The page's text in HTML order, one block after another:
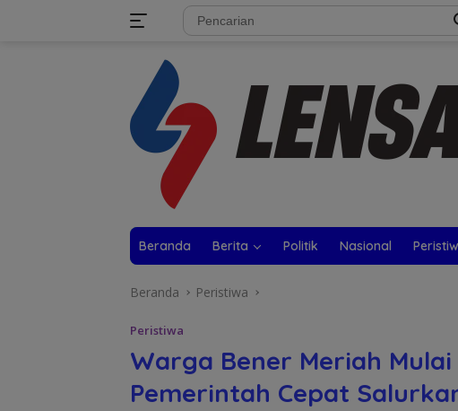
Beranda Berita Politik Nasional
Beranda Peristiwa
Peristiwa
Warga Bener Meriah
Pemerintah Cepat